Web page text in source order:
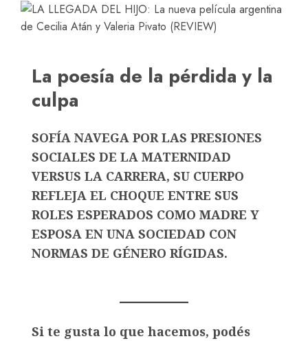
La poesía de la pérdida y la
culpa
SOFÍA NAVEGA POR LAS PRESIONES
SOCIALES DE LA MATERNIDAD
VERSUS LA CARRERA, SU CUERPO
REFLEJA EL CHOQUE ENTRE SUS
ROLES ESPERADOS COMO MADRE Y
ESPOSA EN UNA SOCIEDAD CON
NORMAS DE GÉNERO RÍGIDAS.
Si te gusta lo que hacemos, podés